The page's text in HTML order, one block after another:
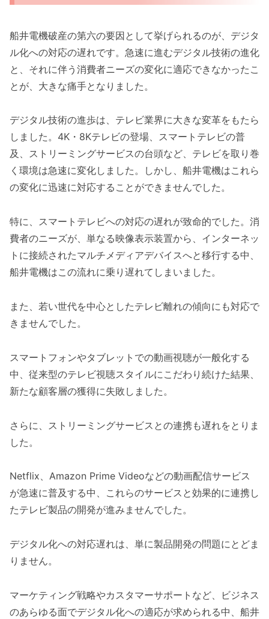
船井電機破産の第六の要因として挙げられるのが、デジタ
ル化への対応の遅れです。急速に進むデジタル技術の進化
と、それに伴う消費者ニーズの変化に適応できなかったこ
とが、大きな痛手となりました。
デジタル技術の進歩は、テレビ業界に大きな変革をもたら
しました。4K・8Kテレビの登場、スマートテレビの普
及、ストリーミングサービスの台頭など、テレビを取り巻
く環境は急速に変化しました。しかし、船井電機はこれら
の変化に迅速に対応することができませんでした。
特に、スマートテレビへの対応の遅れが致命的でした。消
費者のニーズが、単なる映像表示装置から、インターネッ
トに接続されたマルチメディアデバイスへと移行する中、
船井電機はこの流れに乗り遅れてしまいました。
また、若い世代を中心としたテレビ離れの傾向にも対応で
きませんでした。
スマートフォンやタブレットでの動画視聴が一般化する
中、従来型のテレビ視聴スタイルにこだわり続けた結果、
新たな顧客層の獲得に失敗しました。
さらに、ストリーミングサービスとの連携も遅れをとりま
した。
Netflix、Amazon Prime Videoなどの動画配信サービス
が急速に普及する中、これらのサービスと効果的に連携し
たテレビ製品の開発が進みませんでした。
デジタル化への対応遅れは、単に製品開発の問題にとどま
りません。
マーケティング戦略やカスタマーサポートなど、ビジネス
のあらゆる面でデジタル化への適応が求められる中、船井